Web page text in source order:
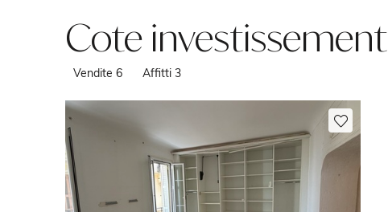
Cote
Vendite 6 Affitti 3